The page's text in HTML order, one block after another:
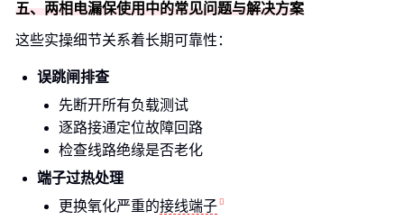
五、两相电漏保使用中的常见问题与解决方案
这些实操细节关系着长期可靠性：
误跳闸排查
先断开所有负载测试
逐路接通定位故障回路
检查线路绝缘是否老化
端子过热处理
更换氧化严重的接线端子